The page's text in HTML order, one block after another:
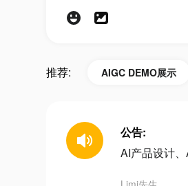
推荐: AIGC DEMO展示
公告:
AI产品设计